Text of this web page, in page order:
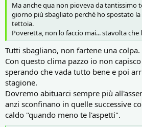
Ma anche qua non pioveva da tantissimo
giorno più sbagliato perché ho spostato
tettoia.
Poveretta, non lo faccio mai... stavolta
Tutti sbagliano, non fartene una colpa.
Con questo clima pazzo io non
sperando che vada tutto bene e poi
stagione.
Dovremo abituarci sempre più
anzi sconfinano in quelle successive
caldo "quando meno te l'aspetti".